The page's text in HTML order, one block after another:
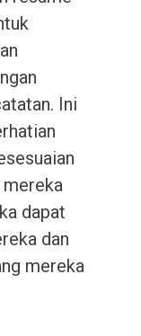
Ini
dapat
dan
mereka